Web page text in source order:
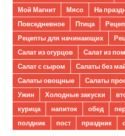
Мой Магнит
Мясо На
Повседневное
Птица
Рецепты для начинающих
Салат из огурцов
Салат из
Салат с сыром
Салаты без
Салаты овощные
Салаты
Ужин
Холодные закуски
курица
напиток обед
полдник
пост праздник